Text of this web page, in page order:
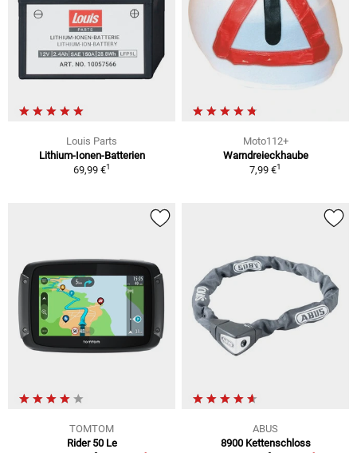
Louis Parts
Lithium-Ionen-Batterien
69,99 €1
Moto112+
Warndreieckhaube
7,99 €1
TOMTOM
Rider 50 Le
ABUS
8900 Kettenschloss